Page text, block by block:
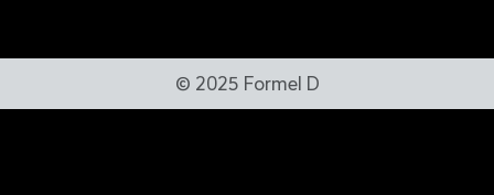
© 2025 Formel D